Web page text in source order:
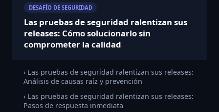
DESAFÍO DE SEGURIDAD
Las pruebas de seguridad ralentizan sus
releases: Cómo solucionarlo sin
comprometer la calidad
› Las pruebas de seguridad ralentizan sus releases:
Análisis de causas raíz y prevención
› Las pruebas de seguridad ralentizan sus releases:
Pasos de respuesta inmediata